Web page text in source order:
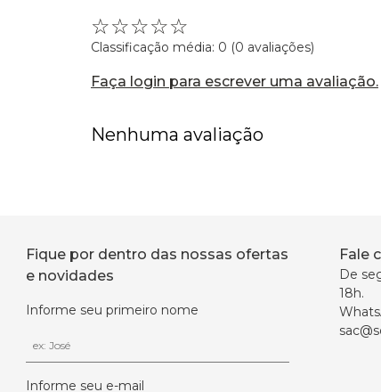
☆☆☆☆☆
Classificação média: 0 (0 avaliações)
Faça login para escrever uma avaliação.
Nenhuma avaliação
Fique por dentro das nossas ofertas
e novidades
Informe seu primeiro nome
Informe seu e-mail
Fale
De
18h.